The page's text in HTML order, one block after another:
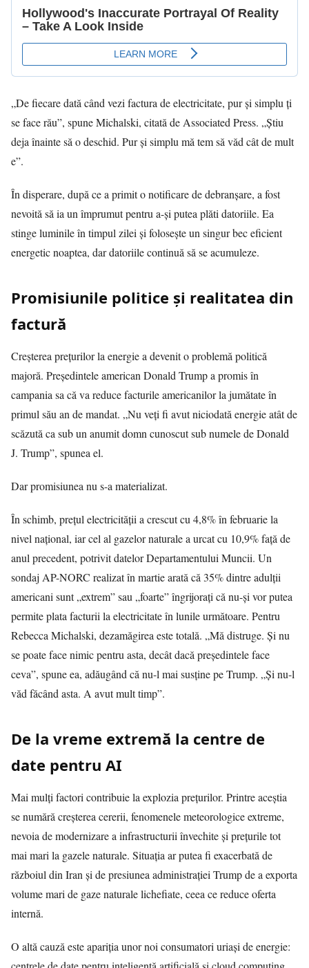
„De fiecare dată când vezi factura de electricitate, pur și simplu ți
se face rău”, spune Michalski, citată de Associated Press. „Știu
deja înainte să o deschid. Pur și simplu mă tem să văd cât de mult
e”.
În disperare, după ce a primit o notificare de debranșare, a fost
nevoită să ia un împrumut pentru a-și putea plăti datoriile. Ea
stinge luminile în timpul zilei și folosește un singur bec eficient
energetic noaptea, dar datoriile continuă să se acumuleze.
Promisiunile politice și realitatea din
factură
Creșterea prețurilor la energie a devenit o problemă politică
majoră. Președintele american Donald Trump a promis în
campania sa că va reduce facturile americanilor la jumătate în
primul său an de mandat. „Nu veți fi avut niciodată energie atât de
scăzută ca sub un anumit domn cunoscut sub numele de Donald
J. Trump”, spunea el.
Dar promisiunea nu s-a materializat.
În schimb, prețul electricității a crescut cu 4,8% în februarie la
nivel național, iar cel al gazelor naturale a urcat cu 10,9% față de
anul precedent, potrivit datelor Departamentului Muncii. Un
sondaj AP-NORC realizat în martie arată că 35% dintre adulții
americani sunt „extrem” sau „foarte” îngrijorați că nu-și vor putea
permite plata facturii la electricitate în lunile următoare. Pentru
Rebecca Michalski, dezamăgirea este totală. „Mă distruge. Și nu
se poate face nimic pentru asta, decât dacă președintele face
ceva”, spune ea, adăugând că nu-l mai susține pe Trump. „Și nu-l
văd făcând asta. A avut mult timp”.
De la vreme extremă la centre de
date pentru AI
Mai mulți factori contribuie la explozia prețurilor. Printre aceștia
se numără creșterea cererii, fenomenele meteorologice extreme,
nevoia de modernizare a infrastructurii învechite și prețurile tot
mai mari la gazele naturale. Situația ar putea fi exacerbată de
războiul din Iran și de presiunea administrației Trump de a exporta
volume mari de gaze naturale lichefiate, ceea ce reduce oferta
internă.
O altă cauză este apariția unor noi consumatori uriași de energie: